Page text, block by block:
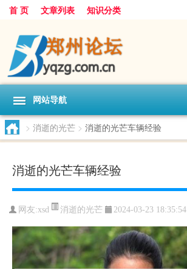
首 页 文章列表 知识分类
网站导航
> 消逝的光芒 > 消逝的光芒车辆经验
消逝的光芒车辆经验
网友:xsd 消逝的光芒 2024-03-23 18:35:54